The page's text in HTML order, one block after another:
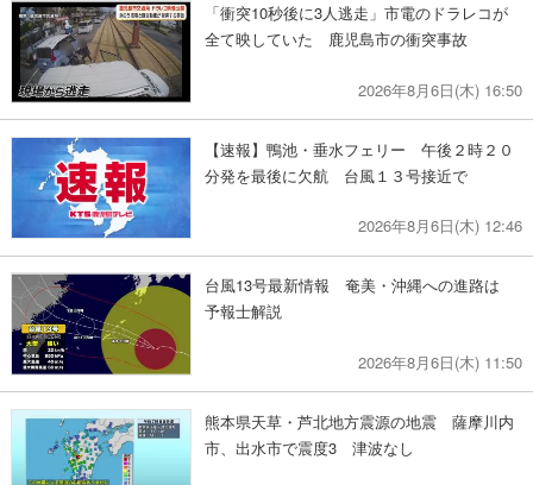
「衝突10秒後に3人逃走」市電のドラレコが
全て映していた 鹿児島市の衝突事故
2026年8月6日(木) 16:50
【速報】鴨池・垂水フェリー 午後２時２０
分発を最後に欠航 台風１３号接近で
2026年8月6日(木) 12:46
台風13号最新情報 奄美・沖縄への進路は
予報士解説
2026年8月6日(木) 11:50
熊本県天草・芦北地方震源の地震 薩摩川内
市、出水市で震度3 津波なし